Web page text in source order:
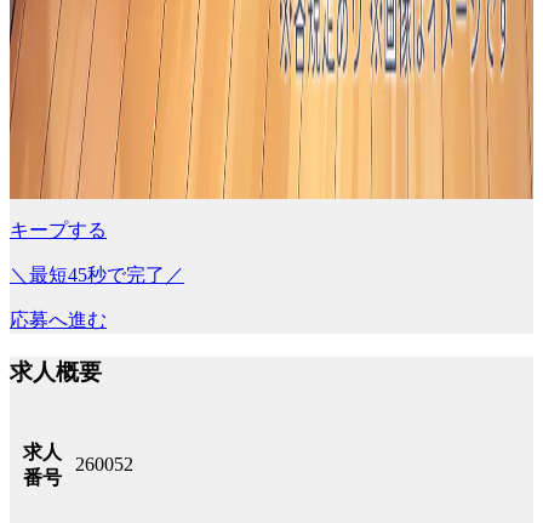
キープする
＼最短45秒で完了／
応募へ進む
求人概要
求人
番号
260052